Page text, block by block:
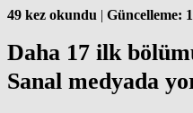
49 kez okundu | Güncelleme:
Daha 17 ilk
Sanal medyada